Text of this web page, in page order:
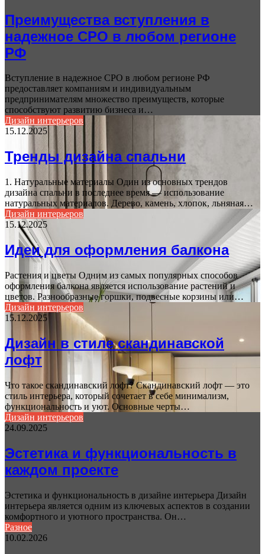
Преимущества вступления в
надежное СРО в любом регионе
РФ
Вступление в надежное СРО в любом регионе РФ
предоставляет компаниям и индивидуальным
предпринимателям множество преимуществ, которые
способствуют развитию бизнеса и…
Дизайн интерьеров
15.12.2025
Тренды дизайна спальни
1. Натуральные материалы Один из основных трендов
дизайна спальни в последнее время — использование
натуральных материалов. Дерево, камень, хлопок, льняная…
Дизайн интерьеров
15.12.2025
Идеи для оформления балкона
Растения и цветы Одним из самых популярных способов
оформления балкона является использование растений и
цветов. Разнообразные горшки, подвесные корзины или…
Дизайн интерьеров
15.12.2025
Дизайн в стиле скандинавской
лофт
Что такое скандинавский лофт? Скандинавский лофт — это
стиль интерьера, который сочетает в себе минимализм,
функциональность и уют. Основные черты…
Дизайн интерьеров
24.09.2025
Эстетика и функциональность в
каждом проекте
Эстетика и функциональность в дизайне интерьера Дизайн
интерьера является одним из ключевых аспектов в создании
комфортного и уютного пространства. Он…
Разное
10.02.2026